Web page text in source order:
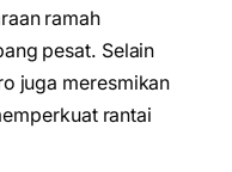
ramah
pesat. Selain
juga meresmikan
rantai